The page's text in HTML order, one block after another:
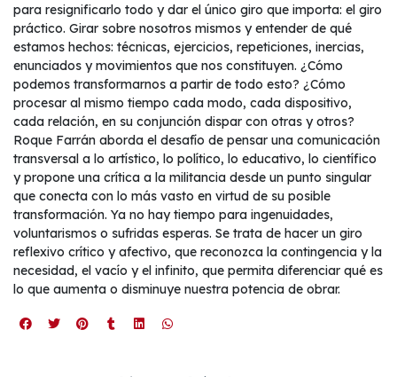
para resignificarlo todo y dar el único giro que importa: el giro
práctico. Girar sobre nosotros mismos y entender de qué
estamos hechos: técnicas, ejercicios, repeticiones, inercias,
enunciados y movimientos que nos constituyen. ¿Cómo
podemos transformarnos a partir de todo esto? ¿Cómo
procesar al mismo tiempo cada modo, cada dispositivo,
cada relación, en su conjunción dispar con otras y otros?
Roque Farrán aborda el desafío de pensar una comunicación
transversal a lo artístico, lo político, lo educativo, lo científico
y propone una crítica a la militancia desde un punto singular
que conecta con lo más vasto en virtud de su posible
transformación. Ya no hay tiempo para ingenuidades,
voluntarismos o sufridas esperas. Se trata de hacer un giro
reflexivo crítico y afectivo, que reconozca la contingencia y la
necesidad, el vacío y el infinito, que permita diferenciar qué es
lo que aumenta o disminuye nuestra potencia de obrar.